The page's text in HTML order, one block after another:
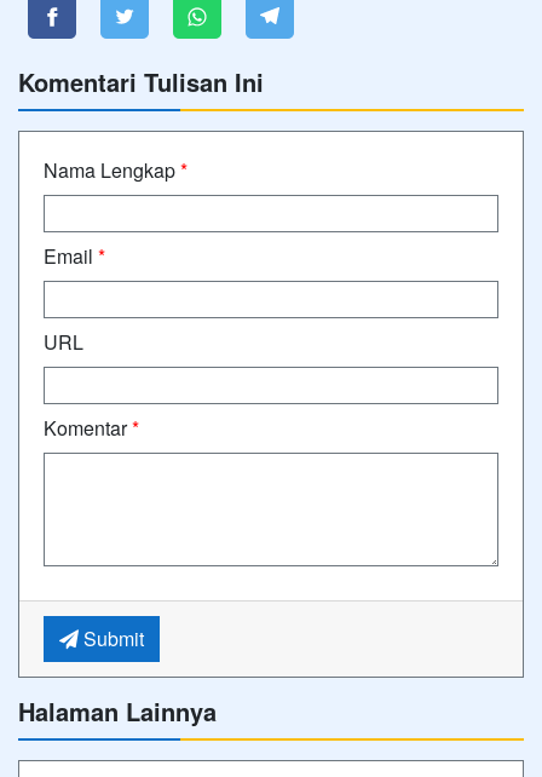
Komentari Tulisan Ini
Nama Lengkap*
Email *
URL
Komentar*
Submit
Halaman Lainnya